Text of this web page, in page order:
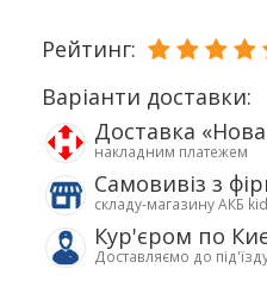
Рейтинг:
Варіанти доставки:
Доставка
накладним платежем
Самовивіз з
складу-магазину АКБ
Кур'єром по
Доставляємо до